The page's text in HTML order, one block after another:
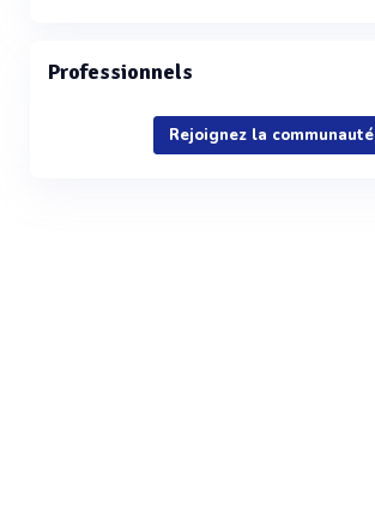
Professionnels
Rejoignez la communauté